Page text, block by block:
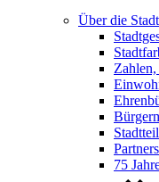
Über die Stadt
75